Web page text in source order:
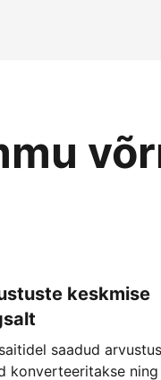
keskmise
saadud
konverteeritakse ning